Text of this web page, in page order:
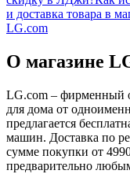
и доставка товара в
LG.com
О магазине
LG.com – фирменный
для дома от
предлагается
машин. Доставка по
сумме покупки от
предварительно